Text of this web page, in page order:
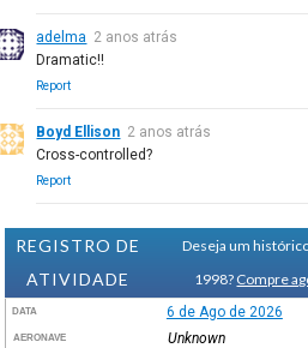
adelma 2 anos atrás
Dramatic!!
Report
Boyd Ellison 2 anos atrás
Cross-controlled?
Report
REGISTRO DE
ATIVIDADE
Deseja um
1998? Compre
DATA 6 de Ago de 2026
AERONAVE Unknown